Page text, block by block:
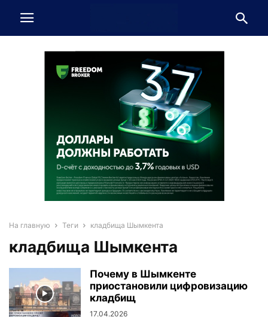
На главную Теги кладбища Шымкента
кладбища Шымкента
Почему в Шымкенте
приостановили цифровизацию
кладбищ
17.04.2026